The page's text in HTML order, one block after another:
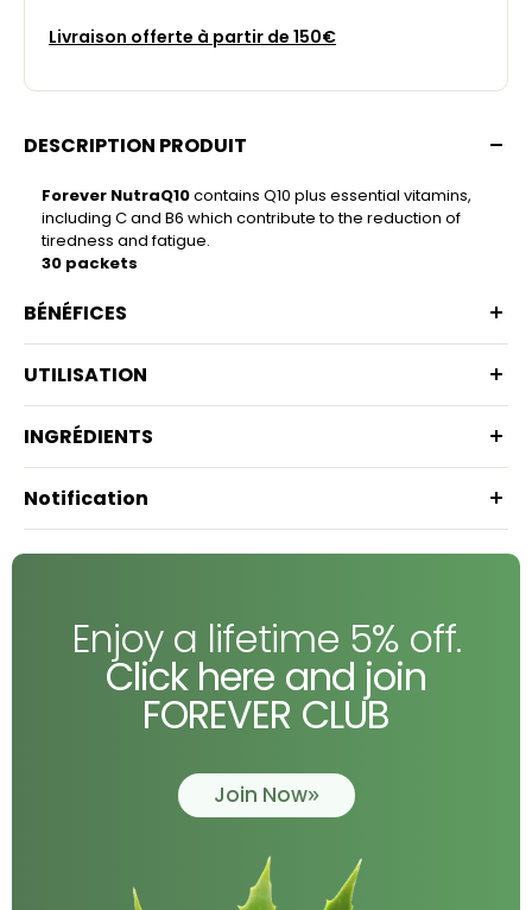
Livraison offerte à partir de 150€
DESCRIPTION PRODUIT
Forever NutraQ10contains Q10 plus essential vitamins,
including C and B6 which contribute to the reduction of
tiredness and fatigue.
30 packets
BÉNÉFICES
UTILISATION
INGRÉDIENTS
Notification
Enjoy a lifetime 5% off.
Click here and join
FOREVER CLUB
Join Now